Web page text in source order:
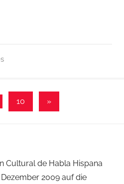
A
10
Entradas
»
Cultural de Habla Hispana
2009 auf die